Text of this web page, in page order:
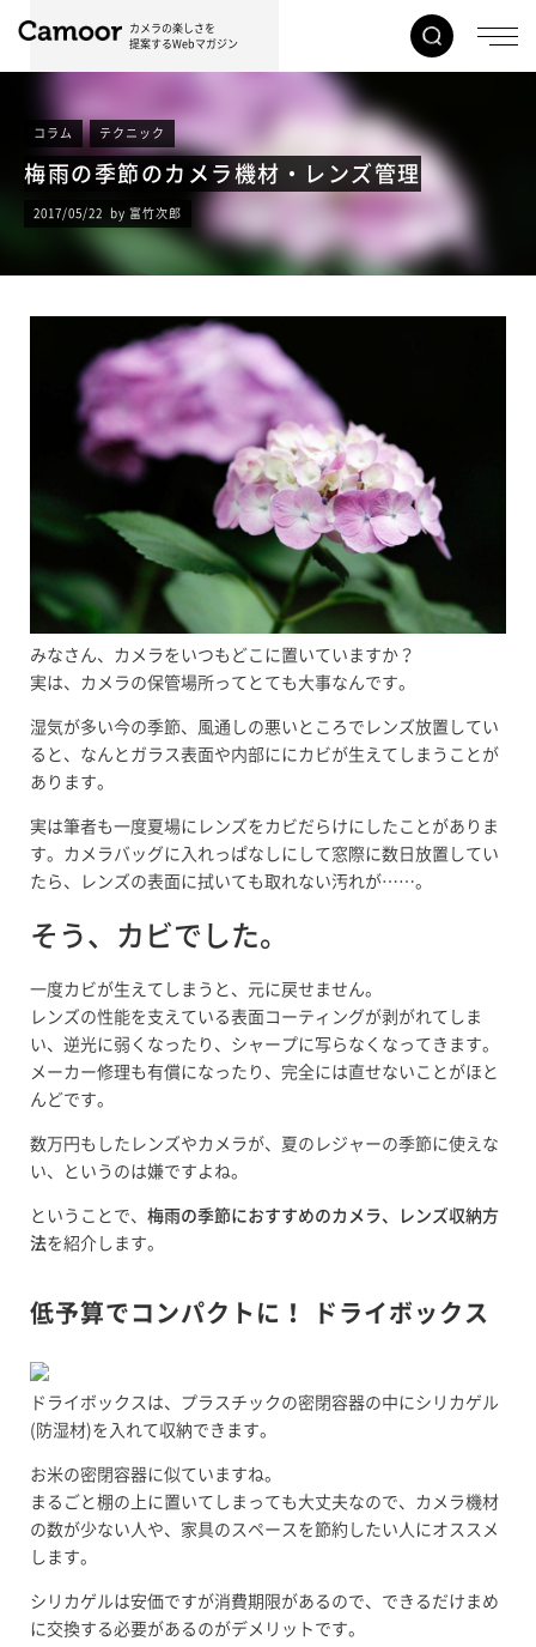
カメラの楽しさを
提案するWebマガジン
コラム テクニック
梅雨の季節のカメラ機材・レンズ管理
2017/05/22 by 富竹次郎
みなさん、カメラをいつもどこに置いていますか？
実は、カメラの保管場所ってとても大事なんです。
湿気が多い今の季節、風通しの悪いところでレンズ放置してい
ると、なんとガラス表面や内部ににカビが生えてしまうことが
あります。
実は筆者も一度夏場にレンズをカビだらけにしたことがありま
す。カメラバッグに入れっぱなしにして窓際に数日放置してい
たら、レンズの表面に拭いても取れない汚れが……。
そう、カビでした。
一度カビが生えてしまうと、元に戻せません。
レンズの性能を支えている表面コーティングが剥がれてしま
い、逆光に弱くなったり、シャープに写らなくなってきます。
メーカー修理も有償になったり、完全には直せないことがほと
んどです。
数万円もしたレンズやカメラが、夏のレジャーの季節に使えな
い、というのは嫌ですよね。
ということで、 梅雨の季節におすすめのカメラ、レンズ収納方
法を紹介します。
低予算でコンパクトに！ ドライボックス
ドライボックスは、プラスチックの密閉容器の中にシリカゲル
(防湿材)を入れて収納できます。
お米の密閉容器に似ていますね。
まるごと棚の上に置いてしまっても大丈夫なので、カメラ機材
の数が少ない人や、家具のスペースを節約したい人にオススメ
します。
シリカゲルは安価ですが消費期限があるので、できるだけまめ
に交換する必要があるのがデメリットです。